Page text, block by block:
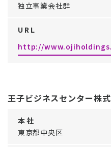
独立事業会社群
U R L
http://
王子ビジネスセンター株
本 社
東京都中央区